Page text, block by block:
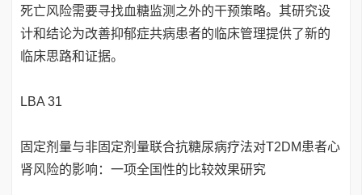
死亡风险需要寻找血糖监测之外的干预策略。其研究设
计和结论为改善抑郁症共病患者的临床管理提供了新的
临床思路和证据。
LBA 31
固定剂量与非固定剂量联合抗糖尿病疗法对T2DM患者心
肾风险的影响：一项全国性的比较效果研究